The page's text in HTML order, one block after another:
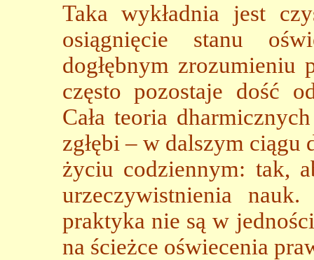
Taka wykładnia jest
osiągnięcie stanu
dogłębnym zrozumieniu
często pozostaje dość
Cała teoria
zgłębi – w dalszym
życiu codziennym: tak,
urzeczywistnienia
praktyka nie są w
na ścieżce oświecenia